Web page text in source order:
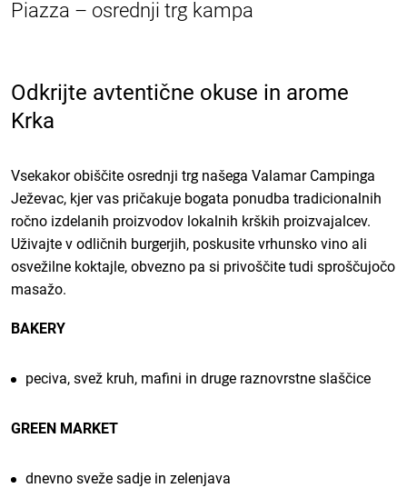
Piazza – osrednji trg kampa
Odkrijte avtentične okuse in arome
Krka
Vsekakor obiščite osrednji trg našega Valamar Campinga
Ježevac, kjer vas pričakuje bogata ponudba tradicionalnih
ročno izdelanih proizvodov lokalnih krških proizvajalcev.
Uživajte v odličnih burgerjih, poskusite vrhunsko vino ali
osvežilne koktajle, obvezno pa si privoščite tudi sproščujočo
masažo.
BAKERY
peciva, svež kruh, mafini in druge raznovrstne slaščice
GREEN MARKET
dnevno sveže sadje in zelenjava